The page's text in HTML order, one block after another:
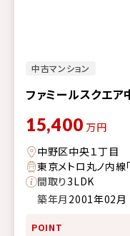
中古マンション
ファミールスクエ
15,400 万円
中野区中央１丁目
東京メトロ丸ノ内
間取り3LDK
築年月 2001年02月
POINT